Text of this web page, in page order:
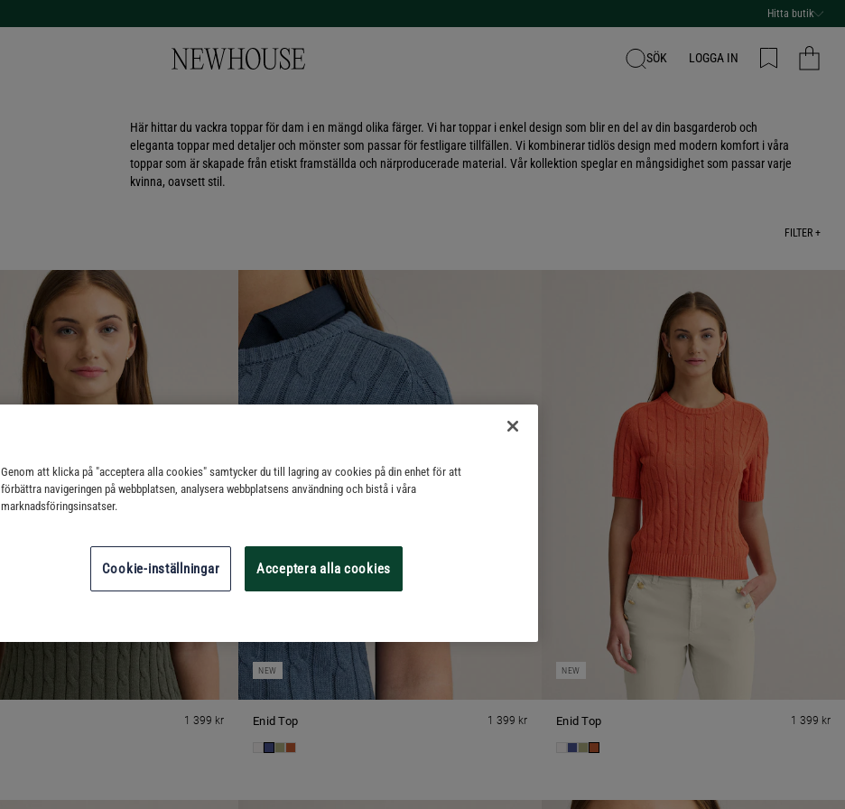
Hitta butik
SÖK LOGGA IN
Här hittar du vackra toppar för dam i en mängd olika färger. Vi har toppar i enkel design som blir en del av din basgarderob och
eleganta toppar med detaljer och mönster som passar för festligare tillfällen. Vi kombinerar tidlös design med modern komfort i våra
toppar som är skapade från etiskt framställda och närproducerade material. Vår kollektion speglar en mångsidighet som passar varje
kvinna, oavsett stil.
FILTER +
1 399 kr Enid Top 1 399 kr
NEW
Enid Top 1 399 kr
NEW
Genom att klicka på "acceptera alla cookies" samtycker du till lagring av cookies på din enhet för att
förbättra navigeringen på webbplatsen, analysera webbplatsens användning och bistå i våra
marknadsföringsinsatser.
Cookie-inställningar Acceptera alla cookies